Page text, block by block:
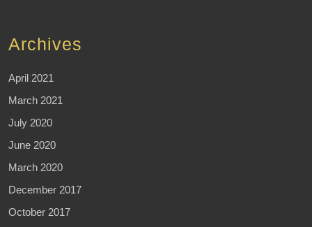
Archives
April 2021
March 2021
July 2020
June 2020
March 2020
December 2017
October 2017